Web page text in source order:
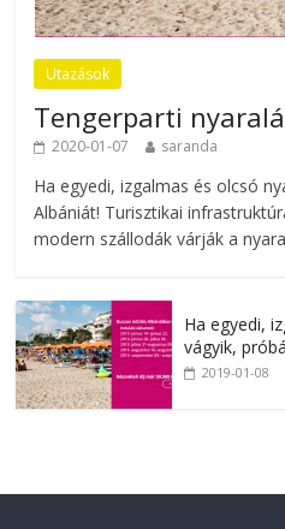
Utazások
Tengerparti
2020-01-07 saranda
Ha egyedi, izgalmas és olcsó
Albániát! Turisztikai
modern szállodák várják a
Ha egyedi,
vágyik,
2019-01-08